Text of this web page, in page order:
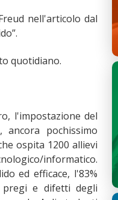
nell'articolo dal
quotidiano.
l'impostazione del
pochissimo
ospita 1200 allievi
informatico.
ed efficace, l'83%
pregi e difetti degli